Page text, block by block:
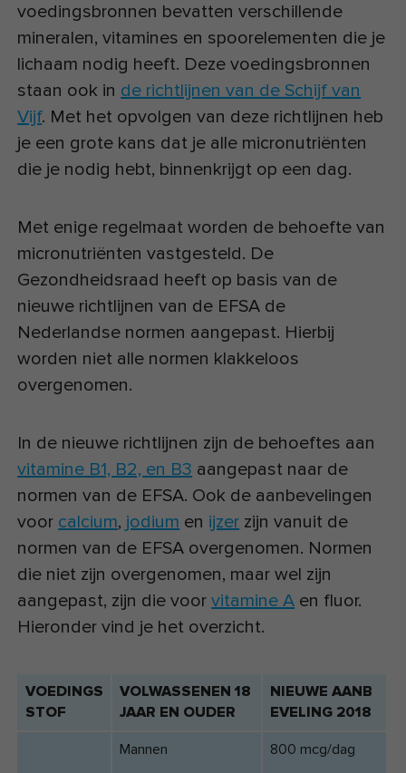
voedingsbronnen bevatten verschillende
mineralen, vitamines en spoorelementen die je
lichaam nodig heeft. Deze voedingsbronnen
staan ook in de richtlijnen van de Schijf van
Vijf. Met het opvolgen van deze richtlijnen heb
je een grote kans dat je alle micronutriënten
die je nodig hebt, binnenkrijgt op een dag.
Met enige regelmaat worden de behoefte van
micronutriënten vastgesteld. De
Gezondheidsraad heeft op basis van de
nieuwe richtlijnen van de EFSA de
Nederlandse normen aangepast. Hierbij
worden niet alle normen klakkeloos
overgenomen.
In de nieuwe richtlijnen zijn de behoeftes aan
vitamine B1, B2, en B3 aangepast naar de
normen van de EFSA. Ook de aanbevelingen
voor calcium, jodium en ijzer zijn vanuit de
normen van de EFSA overgenomen. Normen
die niet zijn overgenomen, maar wel zijn
aangepast, zijn die voorvitamine A en fluor.
Hieronder vind je het overzicht.
VOEDINGS
STOF
VOLWASSENEN 18
JAAR EN OUDER
NIEUWE AANB
EVELING 2018
Mannen 800 mcg/dag